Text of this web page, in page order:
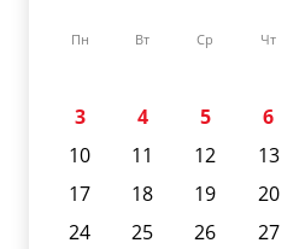
Пн Вт Ср Чт
3
4 5 6
10
11 12 13
17
18 19 20
24
25 26 27